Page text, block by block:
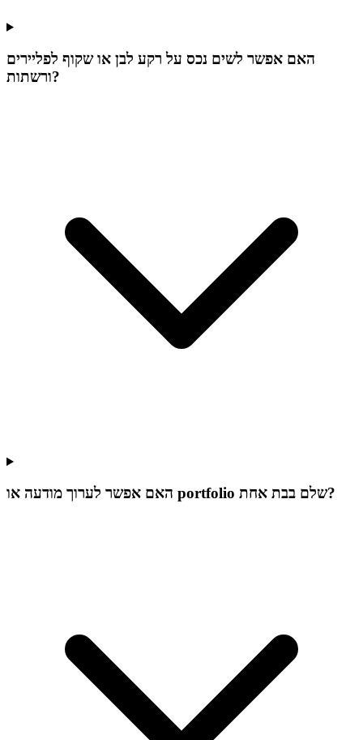
האם אפשר לשים נכס על רקע לבן או שקוף לפליירים
ורשתות?
האם אפשר לערוך מודעה או portfolio שלם בבת אחת?